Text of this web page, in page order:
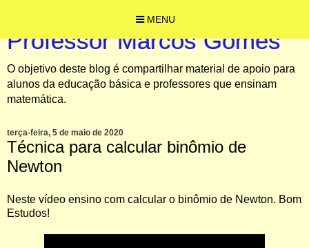
MENU
Professor Marcos Gomes
O objetivo deste blog é compartilhar material de apoio para
alunos da educação básica e professores que ensinam
matemática.
terça-feira, 5 de maio de 2020
Técnica para calcular binômio de
Newton
Neste vídeo ensino com calcular o binômio de Newton. Bom
Estudos!